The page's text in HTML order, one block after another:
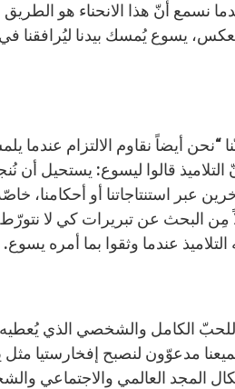
نسمع أنّ هذا الانحناء هو الطريق
يسوع يُمسك بيدنا ليُرافقنا
“نحن أيضاً نقاوم الالتزام عندما
قالوا ليسوع: يستحيل أن
عبر استنتاجاتنا أو
مِن البحث عن تبريرات كي لا
عندما وثقوا بما أمره
للحبّ الكامل والشخصي الذي
مدعوّون لنصبح إفخارستيا
المجد العالمي والاجتماعي